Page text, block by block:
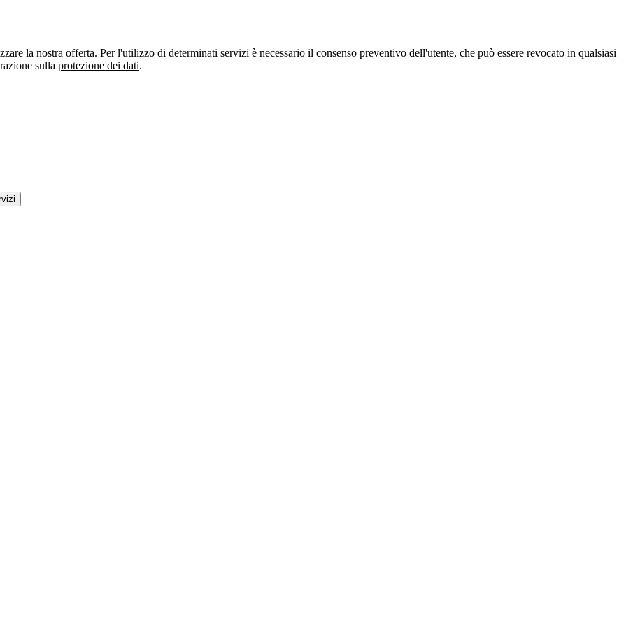
la nostra offerta. Per l'utilizzo di determinati servizi è necessario il consenso preventivo dell'utente, che può essere revocato in qualsiasi
sulla protezione dei dati.